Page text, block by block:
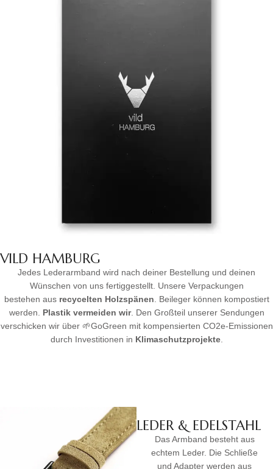
VILD HAMBURG
Jedes Lederarmband wird nach deiner Bestellung und deinen
Wünschen von uns fertiggestellt. Unsere Verpackungen
bestehen aus recycelten Holzspänen . Beileger können kompostiert
werden. Plastik vermeiden wir. Den Großteil unserer Sendungen
verschicken wir über 🌱GoGreen mit kompensierten CO2e-Emissionen
durch Investitionen in Klimaschutzprojekte.
LEDER & EDELSTAHL
Das Armband besteht aus
echtem Leder. Die Schließe
und Adapter werden aus